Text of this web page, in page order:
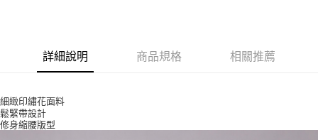
付款後全家取貨
付款後7-11取貨
每筆NT$80，滿NT$2,500(含以上)免運費
詳細說明 商品規格 相關推薦
細緻印繡花面料
鬆緊帶設計
修身縮腰版型